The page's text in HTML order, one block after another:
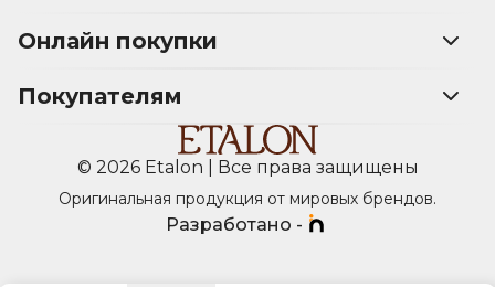
Онлайн покупки
Покупателям
© 2026 Etalon | Все права защищены
Оригинальная продукция от мировых брендов.
Разработано -